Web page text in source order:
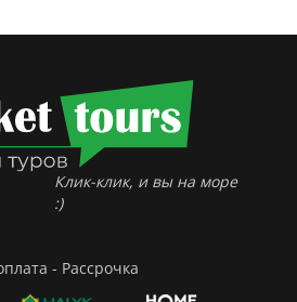
Клик-клик, и вы на море
:)
- Рассрочка